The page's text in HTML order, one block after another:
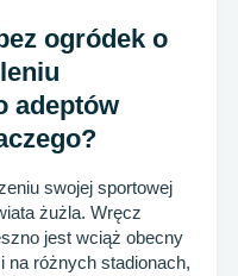
ogródek o
adeptów
swojej sportowej
żużla. Wręcz
jest wciąż obecny
na różnych stadionach,